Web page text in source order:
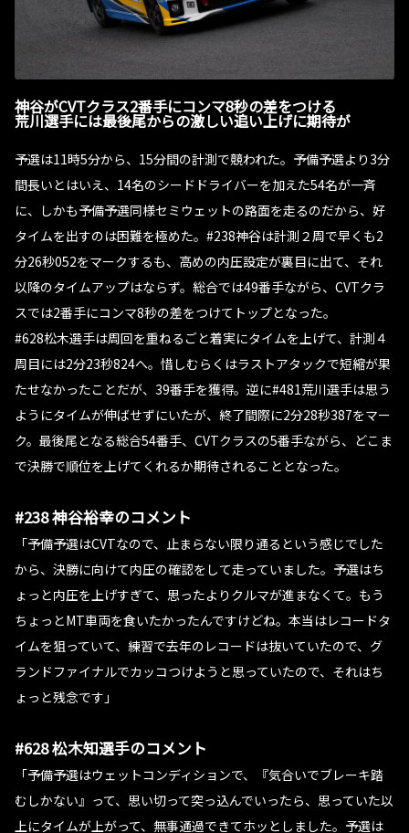
神谷がCVTクラス2番手にコンマ8秒の差をつける
荒川選手には最後尾からの激しい追い上げに期待が
予選は11時5分から、15分間の計測で競われた。予備予選より3分
間長いとはいえ、14名のシードドライバーを加えた54名が一斉
に、しかも予備予選同様セミウェットの路面を走るのだから、好
タイムを出すのは困難を極めた。#238神谷は計測２周で早くも2
分26秒052をマークするも、高めの内圧設定が裏目に出て、それ
以降のタイムアップはならず。総合では49番手ながら、CVTクラ
スでは2番手にコンマ8秒の差をつけてトップとなった。
#628松木選手は周回を重ねるごと着実にタイムを上げて、計測４
周目には2分23秒824へ。惜しむらくはラストアタックで短縮が果
たせなかったことだが、39番手を獲得。逆に#481荒川選手は思う
ようにタイムが伸ばせずにいたが、終了間際に2分28秒387をマー
ク。最後尾となる総合54番手、CVTクラスの5番手ながら、どこま
で決勝で順位を上げてくれるか期待されることとなった。
#238 神谷裕幸のコメント
「予備予選はCVTなので、止まらない限り通るという感じでした
から、決勝に向けて内圧の確認をして走っていました。予選はち
ょっと内圧を上げすぎて、思ったよりクルマが進まなくて。もう
ちょっとMT車両を食いたかったんですけどね。本当はレコードタ
イムを狙っていて、練習で去年のレコードは抜いていたので、グ
ランドファイナルでカッコつけようと思っていたので、それはち
ょっと残念です」
#628 松木知選手のコメント
「予備予選はウェットコンディションで、『気合いでブレーキ踏
むしかない』って、思い切って突っ込んでいったら、思っていた以
上にタイムが上がって、無事通過できてホッとしました。予選は